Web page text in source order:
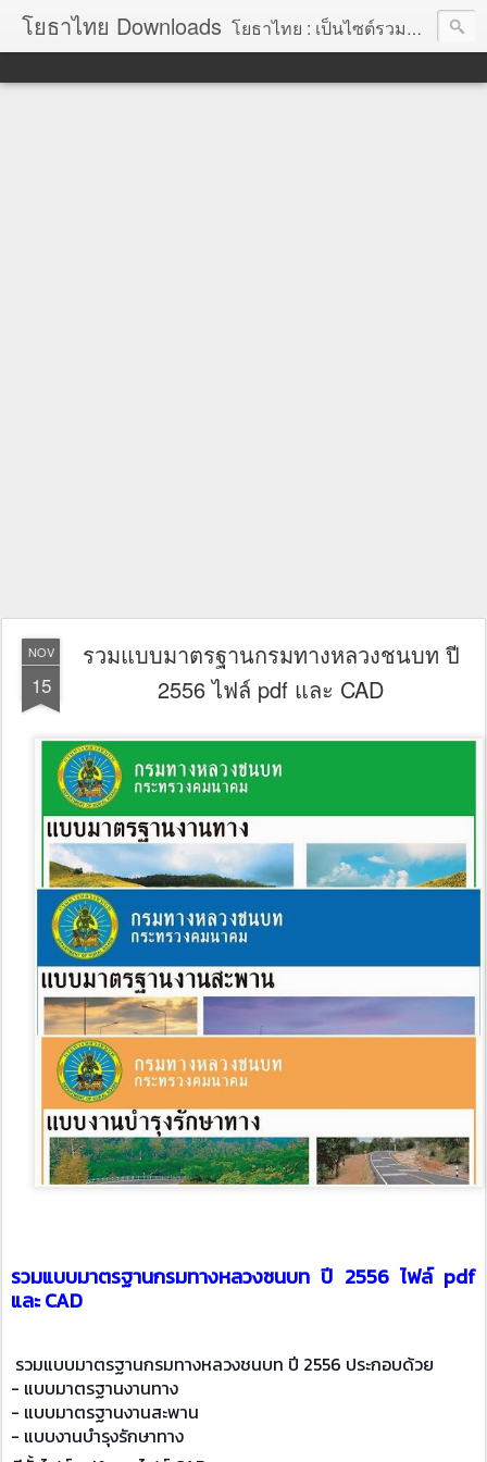
โยธาไทย Downloads โยธาไทย : เป็นไซต์รวมข้อมูลความรู้ สำหรับช่างโยธา นายช่างโยธา วิศวกรโยธา ตลอดจนความรู้สำหรับผู้ที่ปฏิบัติงานในองค์กรปกครองส่วนท้องถิ่น จัดทำโดย นายอภิสิทธิ์ มากสุวรรณ โยธา, โยธาไทย,ช่างโยธา, นายช่างโยธา,วิศวกร, วิศวกรรม, ราคากลาง,หลักเกณฑ์การคำนวณราคากลาง, ราคาวัสดุก่อสร้าง, ราคาพาณิชย์จังหวัด, ค่าขนส่ง, ค่าเสื่อม, ค่าอำนวยการ, ถอดแบบ, ไม้แบบ, วัสดุก่อสร้าง, ค่าแรง, ค่าแรงงาน, ค่าแรงงานคน, ไม้แบบ, การถอดวัสดุ
NOV
15
รวมแบบมาตรฐานกรมทางหลวงชนบท ปี
2556 ไฟล์ pdf และ CAD
รวมแบบมาตรฐานกรมทางหลวงชนบท ปี 2556 ไฟล์ pdf
และ CAD
รวมแบบมาตรฐานกรมทางหลวงชนบท ปี 2556 ประกอบด้วย
- แบบมาตรฐานงานทาง
- แบบมาตรฐานงานสะพาน
- แบบงานบำรุงรักษาทาง